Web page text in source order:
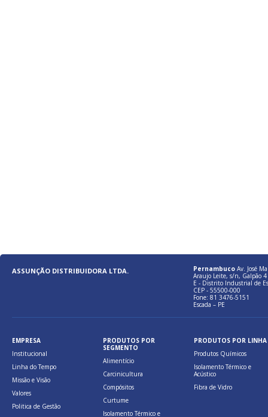
ASSUNÇÃO DISTRIBUIDORA LTDA. Pernambuco Av. José
Araujo Leite, s/n, Galpão 4
E - Distrito Industrial de
CEP - 55500-000
Fone: 81 3476-5151
Escada – PE
EMPRESA
Institucional
Linha do Tempo
Missão e Visão
Valores
Politica de Gestão
PRODUTOS POR
SEGMENTO
Alimentício
Carcinicultura
Compósitos
Curtume
Isolamento Térmico e
PRODUTOS POR LINHA
Produtos Químicos
Isolamento Térmico e
Acústico
Fibra de Vidro